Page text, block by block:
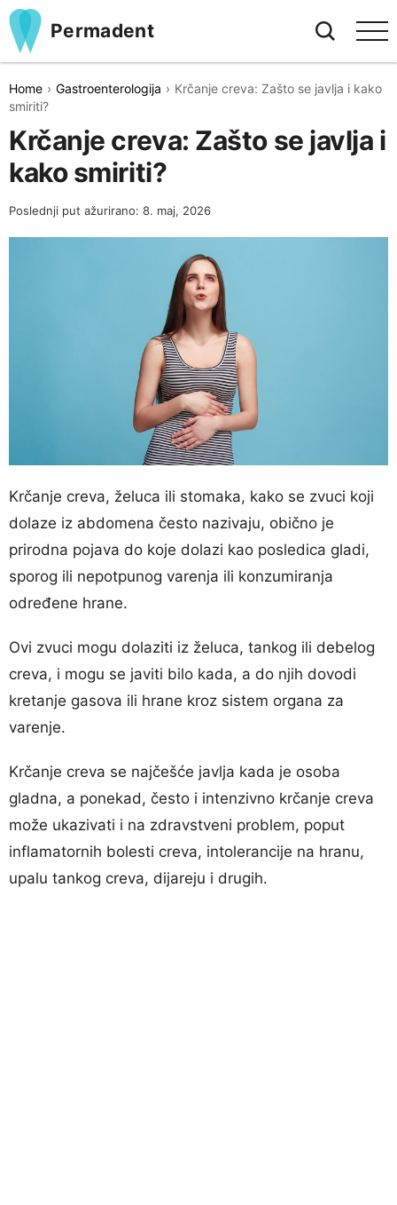
Permadent
Home Gastroenterologija
Krčanje creva: Zašto se javlja i kako
smiriti?
Krčanje creva: Zašto se javlja i
kako smiriti?
Poslednji put ažurirano: 8. maj, 2026
Krčanje creva, želuca ili stomaka, kako se zvuci koji
dolaze iz abdomena često nazivaju, obično je
prirodna pojava do koje dolazi kao posledica gladi,
sporog ili nepotpunog varenja ili konzumiranja
određene hrane.
Ovi zvuci mogu dolaziti iz želuca, tankog ili debelog
creva, i mogu se javiti bilo kada, a do njih dovodi
kretanje gasova ili hrane kroz sistem organa za
varenje.
Krčanje creva se najčešće javlja kada je osoba
gladna, a ponekad, često i intenzivno krčanje creva
može ukazivati i na zdravstveni problem, poput
inflamatornih bolesti creva, intolerancije na hranu,
upalu tankog creva, dijareju i drugih.